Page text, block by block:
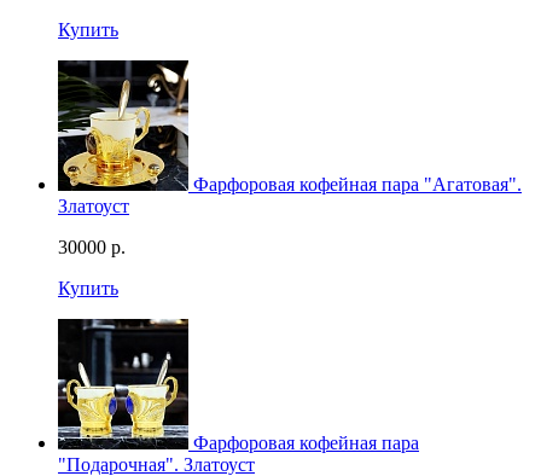
Купить
Фарфоровая кофейная пара "Агатовая".
Златоуст
30000 р.
Купить
Фарфоровая кофейная пара
"Подарочная". Златоуст